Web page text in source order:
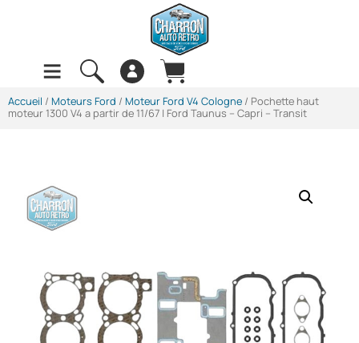
Accueil / Moteurs Ford / Moteur Ford V4 Cologne / Pochette haut
moteur 1300 V4 a partir de 11/67 | Ford Taunus – Capri – Transit